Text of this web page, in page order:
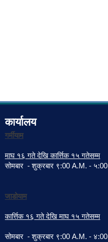
कार्यालय
गर्मीयाम
माघ १६ गते देखि कार्त्तिक १५ गतेसम्म
सोमबार - शुक्रबार ९:00 A.M. -
जाडोयाम
कार्त्तिक १६ गते देखि माघ १५ गतेसम्म
सोमबार - शुक्रबार ९:00 A.M. -